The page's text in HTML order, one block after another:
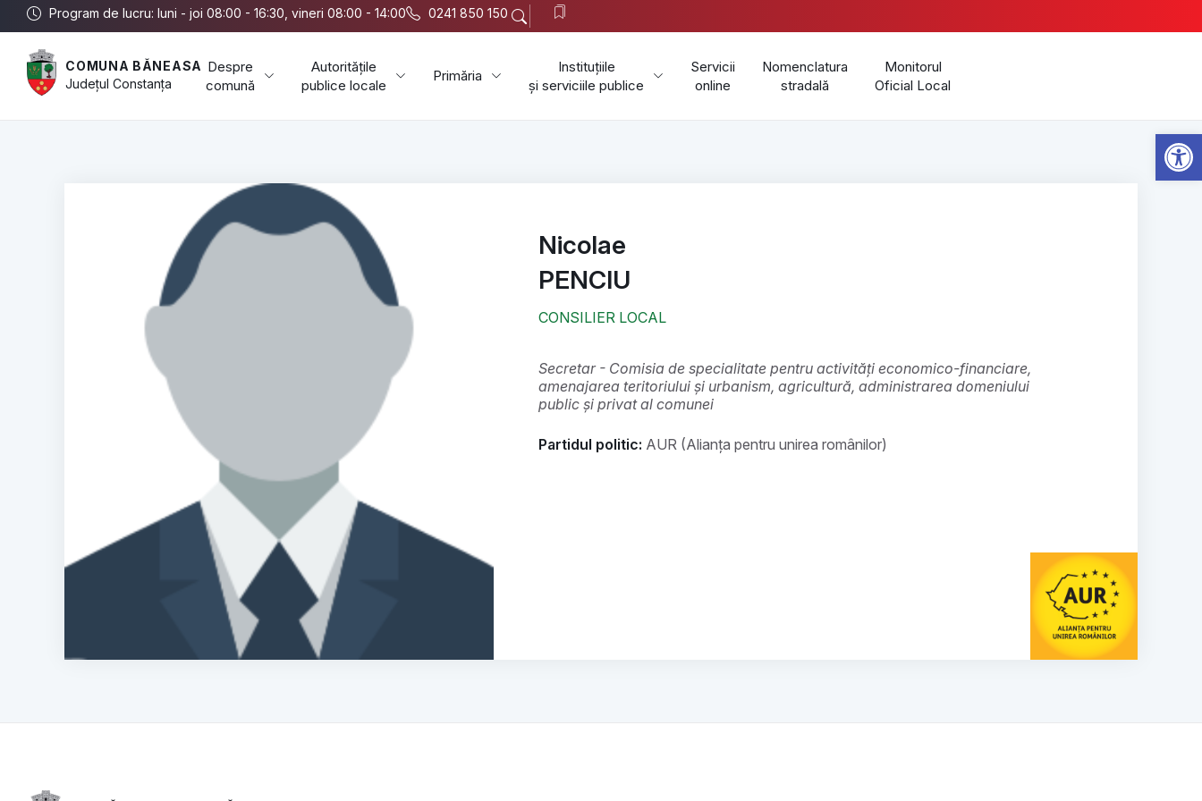
Program de lucru: luni - joi 08:00 - 16:30, vineri 08:00 - 14:00 0241 850 150
COMUNA BĂNEASA
JudețulConstanța
Despre
comună
Autoritățile
publice locale
Primăria
Instituțiile
și serviciile publice
Servicii
online
Nomenclatura
stradală
Monitorul
Oficial Local
Nicolae
PENCIU
CONSILIER LOCAL
secretar - Comisia de specialitate pentru activități economico-financiare,
amenajarea teritoriului și urbanism, agricultură, administrarea domeniului
public și privat al comunei
Partidul politic: AUR (Alianța pentru unirea românilor)